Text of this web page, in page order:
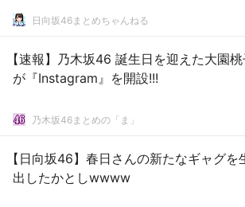
日向坂46まとめちゃんねる
【速報】乃木坂46 誕生日を迎えた大園桃
が『Instagram』を開設!!!
乃木坂46まとめの「ま」
【日向坂46】春日さんの新たなギャグを
出したかとしwwww